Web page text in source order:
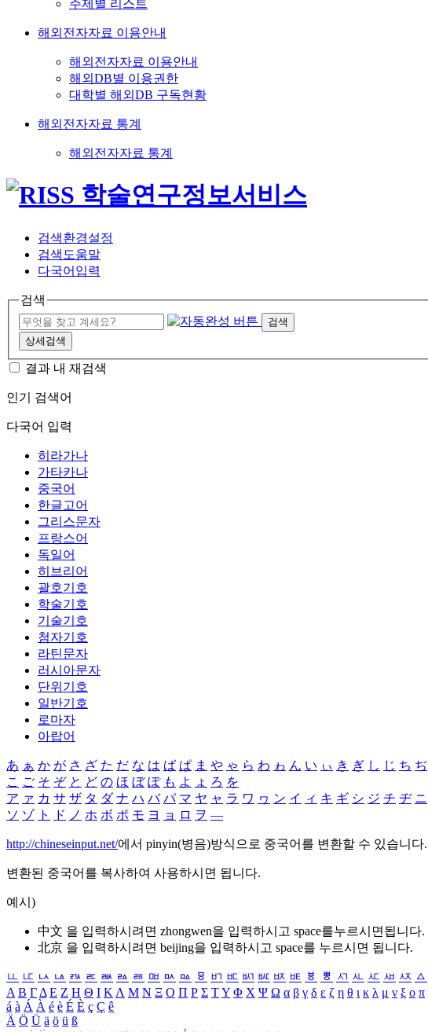
주제별 리스트
해외전자자료 이용안내
해외전자자료 이용안내
해외DB별 이용권한
대학별 해외DB 구독현황
해외전자자료 통계
해외전자자료 통계
검색환경설정
검색도움말
다국어입력
검색
검색
상세검색
결과 내 재검색
인기 검색어
다국어 입력
히라가나
가타카나
중국어
한글고어
그리스문자
프랑스어
독일어
히브리어
괄호기호
학술기호
기술기호
첨자기호
라틴문자
러시아문자
단위기호
일반기호
로마자
아랍어
あ ぁ か が さ ざ た だ な は ば ぱ ま や ゃ ら わ ゎ ん い ぃ き ぎ し じ ち ぢ
こ ご そ ぞ と ど の ほ ぼ ぽ も よ ょ ろ を
ア ァ カ サ ザ タ ダ ナ ハ バ パ マ ヤ ャ ラ ワ ヮ ン イ ィ キ ギ シ ジ チ ヂ ニ
ソ ゾ ト ド ノ ホ ボ ポ モ ヨ ョ ロ ヲ ―
http://chineseinput.net/에서 pinyin(병음)방식으로 중국어를 변환할 수 있습니다.
변환된 중국어를 복사하여 사용하시면 됩니다.
예시)
中文 을 입력하시려면 zhongwen을 입력하시고 space를누르시면됩니다.
北京 을 입력하시려면 beijing을 입력하시고 space를 누르시면 됩니다.
ㅥ ㅦ ㅧ ㅨ ㅩ ㅪ ㅫ ㅬ ㅭ ㅮ ㅯ ㅰ ㅱ ㅲ ㅳ ㅴ ㅵ ㅶ ㅷ ㅸ ㅹ ㅺ ㅻ ㅼ ㅽ ㅾ ㅿ
Α Β ΓΔ Ε Ζ Η Θ Ι ΚΛ Μ Ν Ξ Ο Π Ρ Σ ΤΥ Φ Χ Ψ Ω α β γ δ ε ζ η θ ι κ λ μ ν ξ ο π
á à Á À é è É È ç Ç ê
Ä Ö Ü ä ö ü ß